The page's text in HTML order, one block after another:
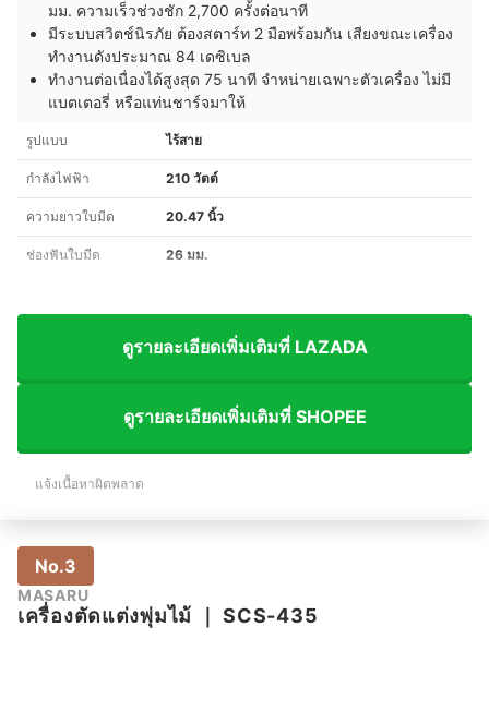
มม. ความเร็วช่วงชัก 2,700 ครั้งต่อนาที
มีระบบสวิตช์นิรภัย ต้องสตาร์ท 2 มือพร้อมกัน เสียงขณะเครื่อง
ทำงานดังประมาณ 84 เดซิเบล
ทำงานต่อเนื่องได้สูงสุด 75 นาที จำหน่ายเฉพาะตัวเครื่อง ไม่มี
แบตเตอรี่ หรือแท่นชาร์จมาให้
รูปแบบ ไร้สาย
กำลังไฟฟ้า 210 วัตต์
ความยาวใบมีด 20.47 นิ้ว
ช่องฟันใบมีด 26 มม.
ดูรายละเอียดเพิ่มเติมที่ LAZADA
ดูรายละเอียดเพิ่มเติมที่ SHOPEE
แจ้งเนื้อหาผิดพลาด
No.3
MASARU
เครื่องตัดแต่งพุ่มไม้ ｜SCS-435